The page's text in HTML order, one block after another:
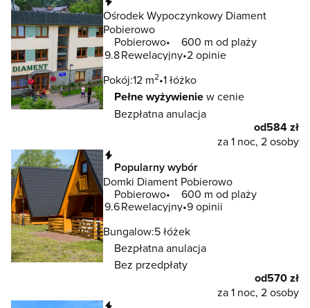
Ośrodek Wypoczynkowy Diament
Pobierowo
Pobierowo
600 m od plaży
9.8Rewelacyjny 2 opinie
Pokój:12 m2 1 łóżko
Pełne wyżywieniew cenie
Bezpłatna anulacja
od584 zł
za 1 noc, 2 osoby
Popularny wybór
Domki Diament Pobierowo
Pobierowo
600 m od plaży
9.6Rewelacyjny 9 opinii
Bungalow:5 łóżek
Bezpłatna anulacja
Bez przedpłaty
od570 zł
za 1 noc, 2 osoby